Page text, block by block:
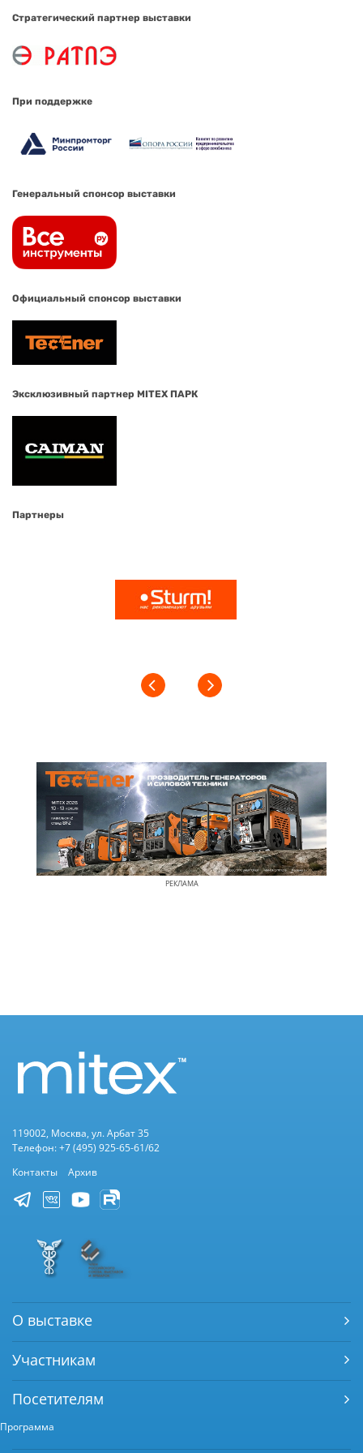
Стратегический партнер выставки
При поддержке
Генеральный спонсор выставки
Официальный спонсор выставки
Эксклюзивный партнер MITEX ПАРК
Партнеры
РЕКЛАМА
119002, Москва, ул. Арбат 35
Телефон: +7 (495) 925-65-61/62
Контакты
Архив
О выставке
Участникам
Посетителям
Программа